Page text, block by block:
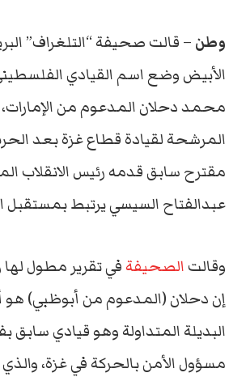
وطن – قالت صحيفة “التلغراف”
الأبيض وضع اسم القيادي
محمد دحلان المدعوم من
المرشحة لقيادة قطاع غزة بعد
مقترح سابق قدمه رئيس الانقلاب
عبدالفتاح السيسي يرتبط بمستقبل
وقالتالصحيفةفي تقرير مطول
إن دحلان (المدعوم من أبوظبي) هو
البديلة المتداولة وهو قيادي سابق
مسؤول الأمن بالحركة في غزة،